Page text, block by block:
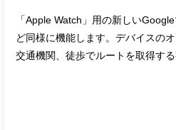
「Apple Watch」用の新しい
ど同様に機能します。デバイスの
交通機関、徒歩でルートを取得する